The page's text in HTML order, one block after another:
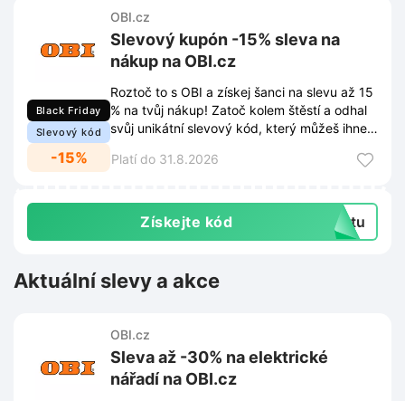
Black Friday
Slevový kód
-15%
OBI.cz
Slevový kupón -15% sleva na
nákup na OBI.cz
Roztoč to s OBI a získej šanci na slevu až 15
% na tvůj nákup! Zatoč kolem štěstí a odhal
svůj unikátní slevový kód, který můžeš ihned
Platí do 31.8.2026
Získejte kód extu
Aktuální slevy a akce
OBI.cz
Sleva až -30% na elektrické
nářadí na OBI.cz